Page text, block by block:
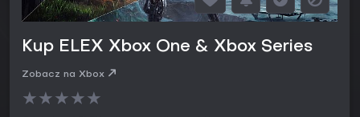
Kup ELEX Xbox One & Xbox Series
Zobacz na Xbox
★★★★★